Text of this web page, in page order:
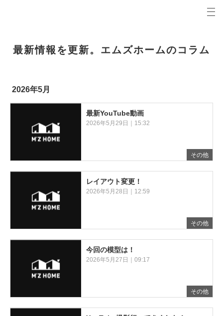
2026年5月
最新情報を更新。エムズホームのコラム
その他
最新YouTube動画
2026年5月29日｜15:32
その他
レイアウト変更！
2026年5月28日｜12:59
その他
今回の模型は！
2026年5月27日｜09:17